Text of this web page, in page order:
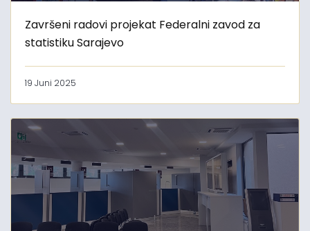
Završeni radovi projekat Federalni zavod za
statistiku Sarajevo
19 Juni 2025